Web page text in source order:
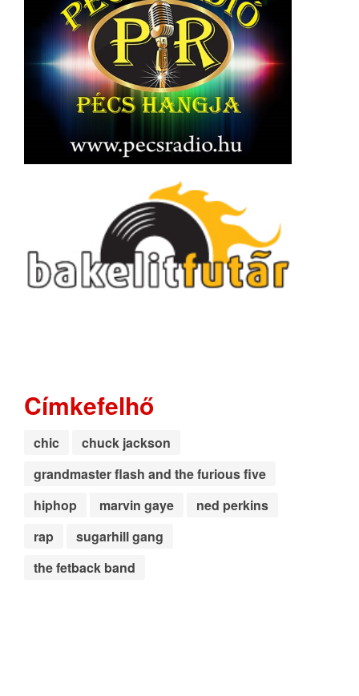
Címkefelhő
chic
chuck jackson
grandmaster flash and the furious five
hiphop
marvin gaye
ned perkins
rap
sugarhill gang
the fetback band